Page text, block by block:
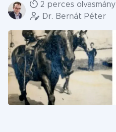
2 perces olvasmány
Dr. Bernát Péter